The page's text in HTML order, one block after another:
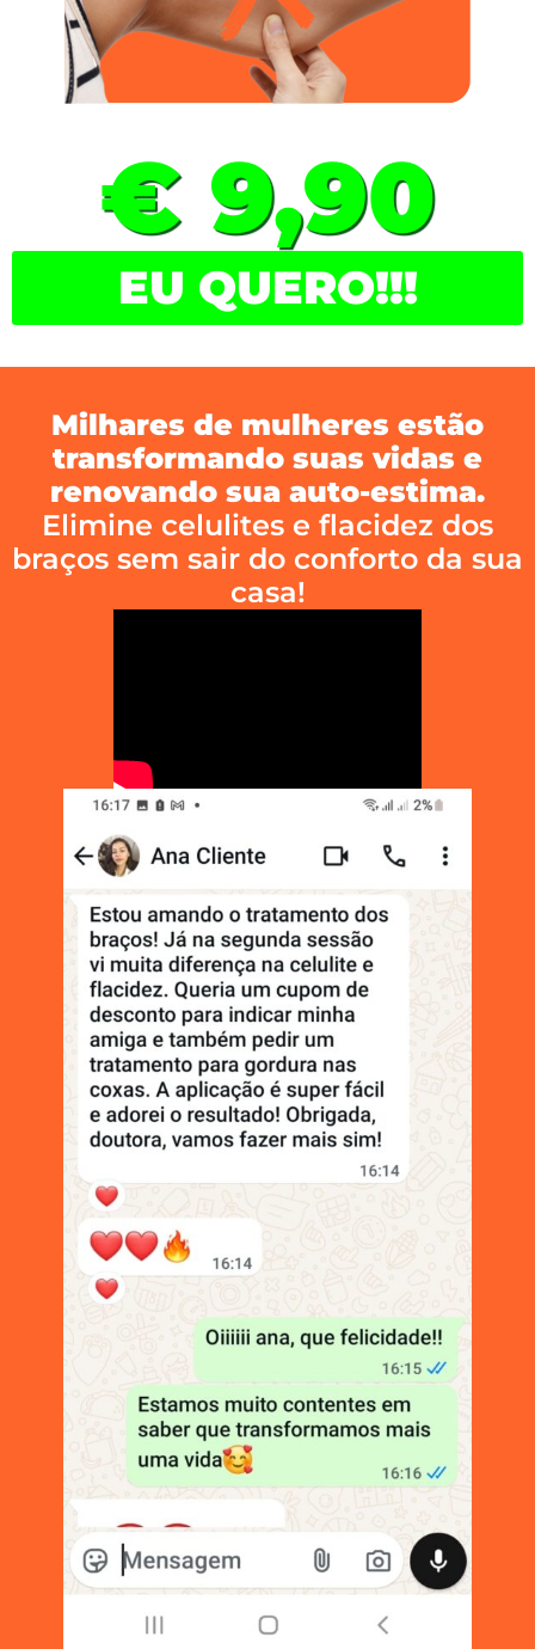
€ 9,90
EU QUERO!!!
Milhares de mulheres estão
transformando suas vidas e
renovando sua auto-estima.
Elimine celulites e flacidez dos
braços sem sair do conforto da sua
casa!